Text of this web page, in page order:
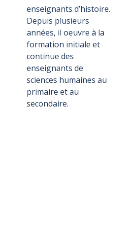
enseignants d’histoire.
Depuis plusieurs
années, il oeuvre à la
formation initiale et
continue des
enseignants de
sciences humaines au
primaire et au
secondaire.